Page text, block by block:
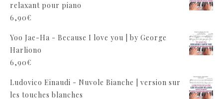
relaxant pour piano
6,90€
Yoo Jae-Ha - Because I love you | by George
Harliono
6,90€
Ludovico Einaudi - Nuvole Bianche | version sur
les touches blanches